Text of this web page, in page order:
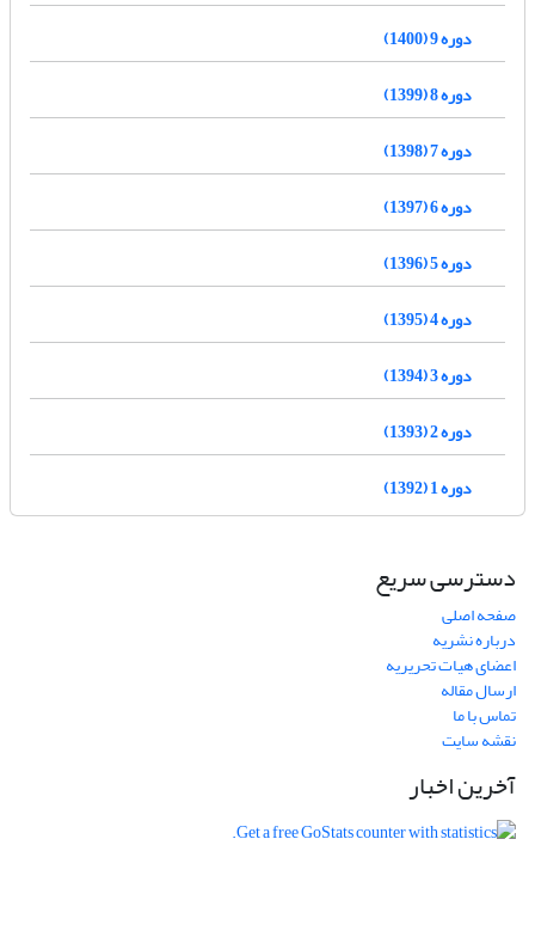
دوره 9 (1400)
دوره 8 (1399)
دوره 7 (1398)
دوره 6 (1397)
دوره 5 (1396)
دوره 4 (1395)
دوره 3 (1394)
دوره 2 (1393)
دوره 1 (1392)
دسترسی سریع
صفحه اصلی
درباره نشریه
اعضای هیات تحریریه
ارسال مقاله
تماس با ما
نقشه سایت
آخرین اخبار